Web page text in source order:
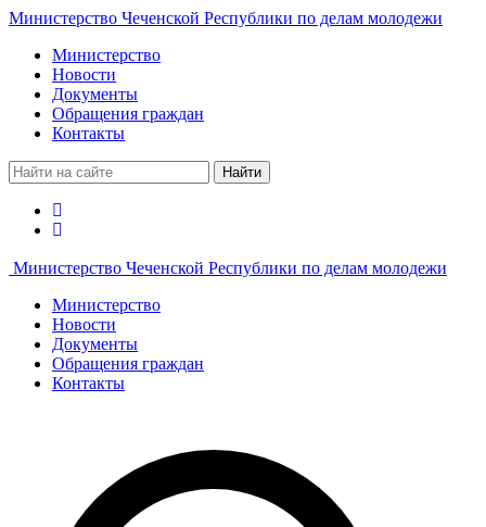
Министерство Чеченской Республики по делам молодежи
Министерство
Новости
Документы
Обращения граждан
Контакты
Найти
Министерство Чеченской Республики по делам молодежи
Министерство
Новости
Документы
Обращения граждан
Контакты